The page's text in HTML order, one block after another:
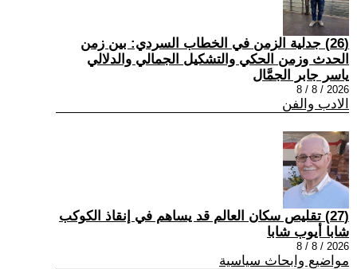
(26) جدلية الزمن في الخطاب السردي: بين زمن
الحدث وزمن الحكي والتشكيل الجمالي والدلالي
ياسر جابر الجمَّال
2026 / 8 / 8
الادب والفن
(27) تقليص سكان العالم قد يساهم في إنقاذ الكوكب
شابا أيوب شابا
2026 / 8 / 8
مواضيع وابحاث سياسية